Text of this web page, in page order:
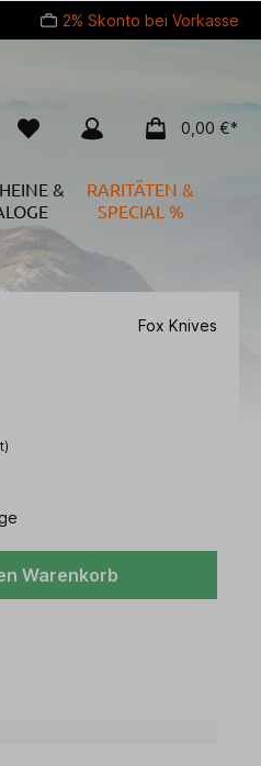
2% Skonto bei Vorkasse
0,00 €*
&
RARITÄTEN &
SPECIAL %
Fox Knives
Warenkorb